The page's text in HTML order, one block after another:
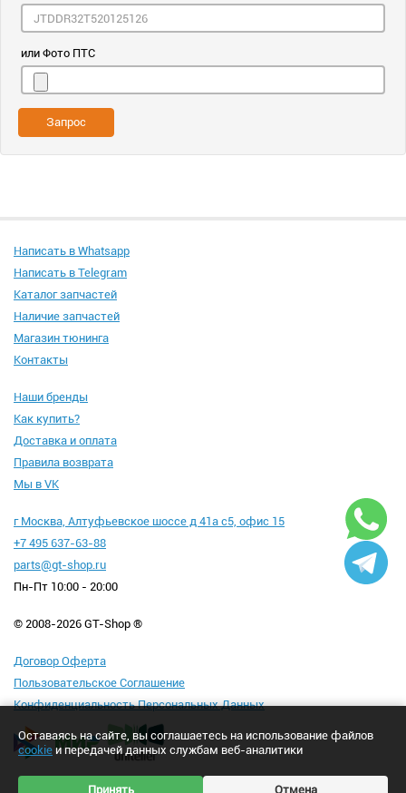
или Фото ПТС
Запрос
Написать в Whatsapp
Написать в Telegram
Каталог запчастей
Наличие запчастей
Магазин тюнинга
Контакты
Наши бренды
Как купить?
Доставка и оплата
Правила возврата
Мы в VK
г Москва, Алтуфьевское шоссе д 41а с5, офис 15
+7 495 637-63-88
parts@gt-shop.ru
Пн-Пт 10:00 - 20:00
© 2008-2026 GT-Shop ®
Договор Оферта
Пользовательское Соглашение
Конфиденциальность Персональных Данных
Оставаясь на сайте, вы соглашаетесь на использование файлов
cookie и передачей данных службам веб-аналитики
Принять Отмена